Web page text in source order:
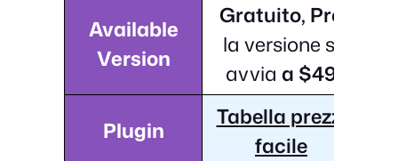
Available
Version
Gratuito, Pro
la versione si
avvia a $49
Plugin
Tabella prezzi
facile